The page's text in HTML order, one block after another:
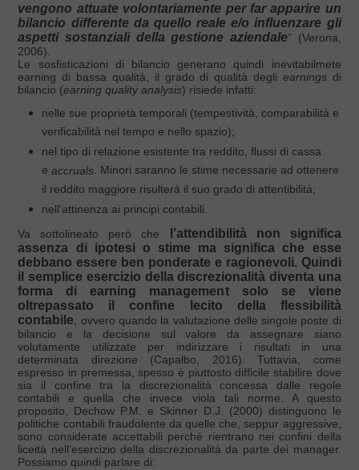
vengono attuate volontariamente per far apparire un
bilancio differente da quello reale e/o influenzare gli
aspetti sostanziali della gestione aziendale” (Verona,
2006).
Le sosfisticazioni di bilancio generano quindi inevitabilmete
earning di bassa qualità, il grado di qualità degli earnings di
bilancio (earning quality analysis) risiede infatti:
nelle sue proprietà temporali (tempestività, comparabilità e
verificabilità nel tempo e nello spazio);
nel tipo di relazione esistente tra reddito, flussi di cassa
eaccruals. Minori saranno le stime necessarie ad ottenere
il reddito maggiore risulterà il suo grado di attentibilità;
nell’attinenza ai principi contabili.
​Va sottolineato però che
l’attendibilità non significa
assenza di ipotesi o stime ma significa che esse
debbano essere ben ponderate e ragionevoli. Quindi
il semplice esercizio della discrezionalità diventa una
forma di earning management solo se viene
oltrepassato il confine lecito della flessibilità
contabile, ovvero quando la valutazione delle singole poste di
bilancio e la decisione sul valore da assegnare siano
volutamente utilizzate per indirizzare i risultati in una
determinata direzione (Capalbo, 2016). Tuttavia, come
espresso in premessa, spesso è piuttosto difficile stabilire dove
sia il confine tra la discrezionalità concessa dalle regole
contabili e quella che invece viola tali norme. A questo
proposito, Dechow P.M. e Skinner D.J. (2000) distinguono le
politiche contabili fraudolente da quelle che, seppur aggressive,
sono considerate accettabili perché rientrano nei confini della
liceità nell’esercizio della discrezionalità da parte dei manager.
Possiamo quindi parlare di: